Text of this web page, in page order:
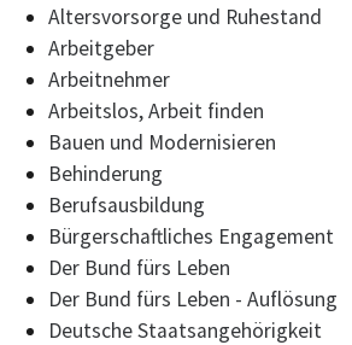
Altersvorsorge und Ruhestand
Arbeitgeber
Arbeitnehmer
Arbeitslos, Arbeit finden
Bauen und Modernisieren
Behinderung
Berufsausbildung
Bürgerschaftliches Engagement
Der Bund fürs Leben
Der Bund fürs Leben - Auflösung
Deutsche Staatsangehörigkeit